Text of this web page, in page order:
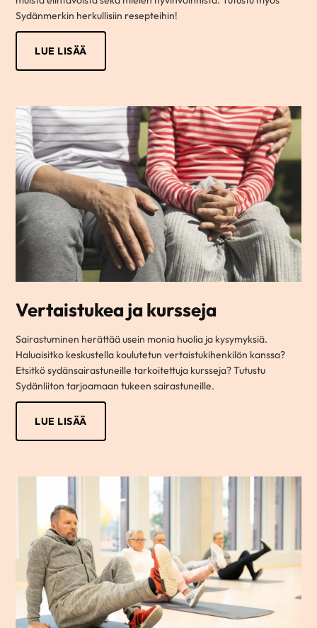
Sydänmerkin herkullisiin resepteihin!
LUE LISÄÄ
Vertaistukea ja kursseja
Sairastuminen herättää usein monia huolia ja kysymyksiä.
Haluaisitko keskustella koulutetun vertaistukihenkilön kanssa?
Etsitkö sydänsairastuneille tarkoitettuja kursseja? Tutustu
Sydänliiton tarjoamaan tukeen sairastuneille.
LUE LISÄÄ